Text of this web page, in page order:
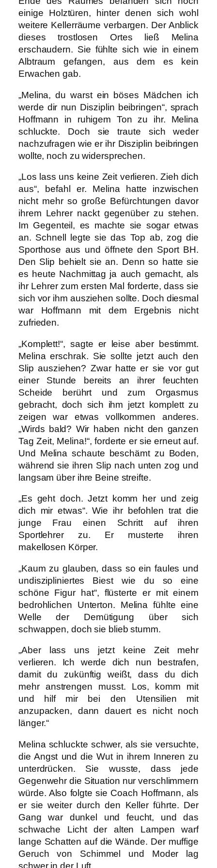
einige Holztüren, hinter denen sich wohl
weitere Kellerräume verbargen. Der Anblick
dieses trostlosen Ortes ließ Melina
erschaudern. Sie fühlte sich wie in einem
Albtraum gefangen, aus dem es kein
Erwachen gab.
„Melina, du warst ein böses Mädchen ich
werde dir nun Disziplin beibringen“, sprach
Hoffmann in ruhigem Ton zu ihr. Melina
schluckte. Doch sie traute sich weder
nachzufragen wie er ihr Disziplin beibringen
wollte, noch zu widersprechen.
„Los lass uns keine Zeit verlieren. Zieh dich
aus“, befahl er. Melina hatte inzwischen
nicht mehr so große Befürchtungen davor
ihrem Lehrer nackt gegenüber zu stehen.
Im Gegenteil, es machte sie sogar etwas
an. Schnell legte sie das Top ab, zog die
Sporthose aus und öffnete den Sport BH.
Den Slip behielt sie an. Denn so hatte sie
es heute Nachmittag ja auch gemacht, als
ihr Lehrer zum ersten Mal forderte, dass sie
sich vor ihm ausziehen sollte. Doch diesmal
war Hoffmann mit dem Ergebnis nicht
zufrieden.
„Komplett!“, sagte er leise aber bestimmt.
Melina erschrak. Sie sollte jetzt auch den
Slip ausziehen? Zwar hatte er sie vor gut
einer Stunde bereits an ihrer feuchten
Scheide berührt und zum Orgasmus
gebracht, doch sich ihm jetzt komplett zu
zeigen war etwas vollkommen anderes.
„Wirds bald? Wir haben nicht den ganzen
Tag Zeit, Melina!“, forderte er sie erneut auf.
Und Melina schaute beschämt zu Boden,
während sie ihren Slip nach unten zog und
langsam über ihre Beine streifte.
„Es geht doch. Jetzt komm her und zeig
dich mir etwas“. Wie ihr befohlen trat die
junge Frau einen Schritt auf ihren
Sportlehrer zu. Er musterte ihren
makellosen Körper.
„Kaum zu glauben, dass so ein faules und
undiszipliniertes Biest wie du so eine
schöne Figur hat“, flüsterte er mit einem
bedrohlichen Unterton. Melina fühlte eine
Welle der Demütigung über sich
schwappen, doch sie blieb stumm.
„Aber lass uns jetzt keine Zeit mehr
verlieren. Ich werde dich nun bestrafen,
damit du zukünftig weißt, dass du dich
mehr anstrengen musst. Los, komm mit
und hilf mir bei den Utensilien mit
anzupacken, dann dauert es nicht noch
länger.“
Melina schluckte schwer, als sie versuchte,
die Angst und die Wut in ihrem Inneren zu
unterdrücken. Sie wusste, dass jede
Gegenwehr die Situation nur verschlimmern
würde. Also folgte sie Coach Hoffmann, als
er sie weiter durch den Keller führte. Der
Gang war dunkel und feucht, und das
schwache Licht der alten Lampen warf
lange Schatten auf die Wände. Der muffige
Geruch von Schimmel und Moder lag
schwer in der Luft.